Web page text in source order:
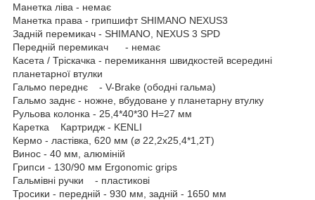
Манетка ліва - немає
Манетка права - грипшифт SHIMANO NEXUS3
Задній перемикач - SHIMANO, NEXUS 3 SPD
Передній перемикач - немає
Касета / Тріскачка - перемикання швидкостей всередині
планетарної втулки
Гальмо переднє - V-Brake (ободні гальма)
Гальмо заднє - ножне, вбудоване у планетарну втулку
Рульова колонка - 25,4*40*30 H=27 мм
Каретка Картридж - KENLI
Кермо - ластівка, 620 мм (⌀ 22,2х25,4*1,2Т)
Винос - 40 мм, алюміній
Грипси - 130/90 мм Ergonomic grips
Гальмівні ручки - пластикові
Тросики - передній - 930 мм, задній - 1650 мм